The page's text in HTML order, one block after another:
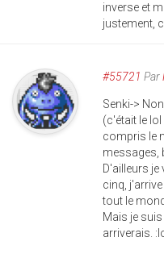
inverse et
justement,
#55721 Par
Senki->
(c'était le
compris le
messages,
D'ailleurs
cinq,
tout le
Mais je
arriverais.